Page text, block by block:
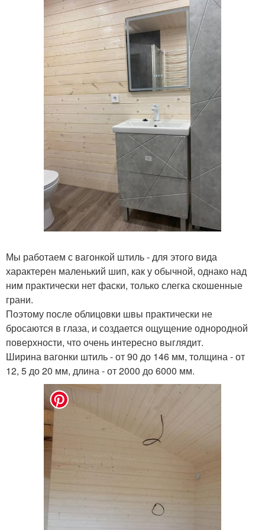
Мы работаем с вагонкой штиль - для этого вида
характерен маленький шип, как у обычной, однако над
ним практически нет фаски, только слегка скошенные
грани.
Поэтому после облицовки швы практически не
бросаются в глаза, и создается ощущение однородной
поверхности, что очень интересно выглядит.
Ширина вагонки штиль - от 90 до 146 мм, толщина - от
12, 5 до 20 мм, длина - от 2000 до 6000 мм.